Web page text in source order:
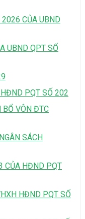
CỦA UBND
UBND QPT SỐ
PQT SỐ 202
BỔ VÔN ĐTC
SÁCH
CỦA HĐND PQT
HĐND PQT SỐ